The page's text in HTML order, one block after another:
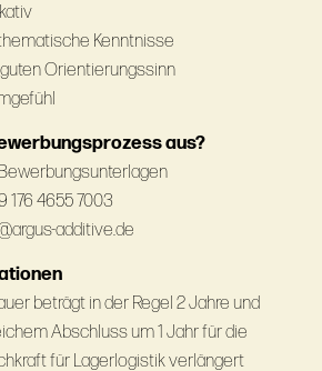
Kenntnisse
Orientierungssinn
aus?
176 4655 7003
additive.de
beträgt in der Regel 2 Jahre und
Jahr für die